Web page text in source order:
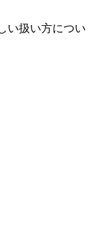
い扱い方につい